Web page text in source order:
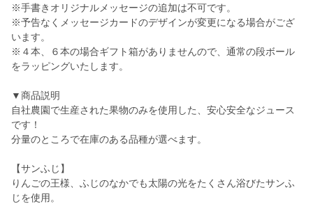
※手書きオリジナルメッセージの追加は不可です。
※予告なくメッセージカードのデザインが変更になる場合がござ
います。
※４本、６本の場合ギフト箱がありませんので、通常の段ボール
をラッピングいたします。
▼商品説明
自社農園で生産された果物のみを使用した、安心安全なジュース
です！
分量のところで在庫のある品種が選べます。
【サンふじ】
りんごの王様、ふじのなかでも太陽の光をたくさん浴びたサンふ
じを使用。